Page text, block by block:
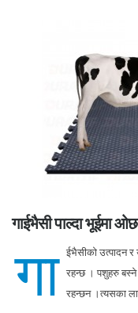
गाईभैसी पाल्दा भूईमा
गा ईभैसीको उत्पादन र
रहन्छ । पशुहरु
रहन्छन ।त्यसका